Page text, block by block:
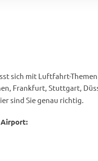
sich mit Luftfahrt-Themen
Frankfurt, Stuttgart,
sind Sie genau richtig.
Airport: